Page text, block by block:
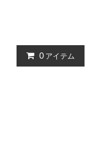
0 アイテム